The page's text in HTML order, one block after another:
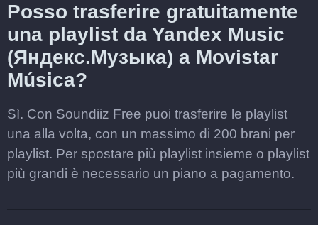
Posso trasferire gratuitamente
una playlist da Yandex Music
(Яндекс.Музыка) a Movistar
Música?
Sì. Con Soundiiz Free puoi trasferire le playlist
una alla volta, con un massimo di 200 brani per
playlist. Per spostare più playlist insieme o playlist
più grandi è necessario un piano a pagamento.